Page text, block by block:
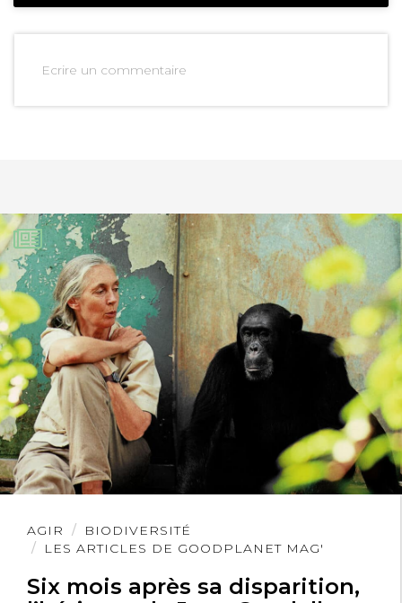
Ecrire un commentaire
AGIR
BIODIVERSITÉ
LES ARTICLES DE GOODPLANET MAG'
Six mois après sa disparition,
Lire
l'article